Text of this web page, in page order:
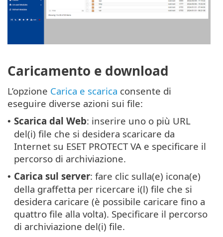
Caricamento e download
L’opzione Carica e scarica consente di
eseguire diverse azioni sui file:
• Scarica dal Web: inserire uno o più URL
del(i) file che si desidera scaricare da
Internet su ESET PROTECT VA e specificare il
percorso di archiviazione.
• Carica sul server: fare clic sulla(e) icona(e)
della graffetta per ricercare i(l) file che si
desidera caricare (è possibile caricare fino a
quattro file alla volta). Specificare il percorso
di archiviazione del(i) file.